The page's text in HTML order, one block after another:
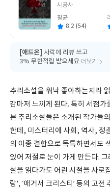
쓴
시공사
평균
8.2 (54)
[애드온] 사락에 리뷰 쓰고
3% 무한적립 받으세요 더보기
추리소설을 워낙 좋아하는지라
감마저 느끼게 된다. 특히 서점가
본 추리소설들은 소개된 작가들
한데, 미스터리에 사회, 역사, 청
의 이종 결합으로 독특하면서도
있어 저절로 눈이 가게 만든다.
설을 읽다가도 어린 시절을 사로
랑‘, ‘애거서 크리스티’ 등의 고